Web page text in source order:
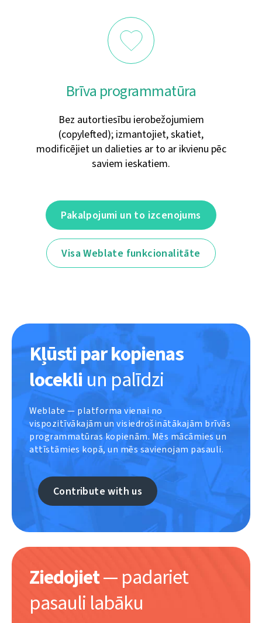
Brīva programmatūra
Bez autortiesību ierobežojumiem
(copylefted); izmantojiet, skatiet,
modificējiet un dalieties ar to ar ikvienu pēc
saviem ieskatiem.
Pakalpojumi un to izcenojums
Visa Weblate funkcionalitāte
Kļūsti par kopienas
locekli un palīdzi
Weblate — platforma vienai no
vispozitīvākajām un visiedrošinātākajām brīvās
programmatūras kopienām. Mēs mācāmies un
attīstāmies kopā, un mēs savienojam pasauli.
Contribute with us
Ziedojiet— padariet
pasauli labāku